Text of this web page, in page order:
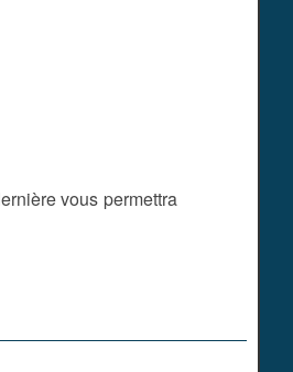
vous permettra